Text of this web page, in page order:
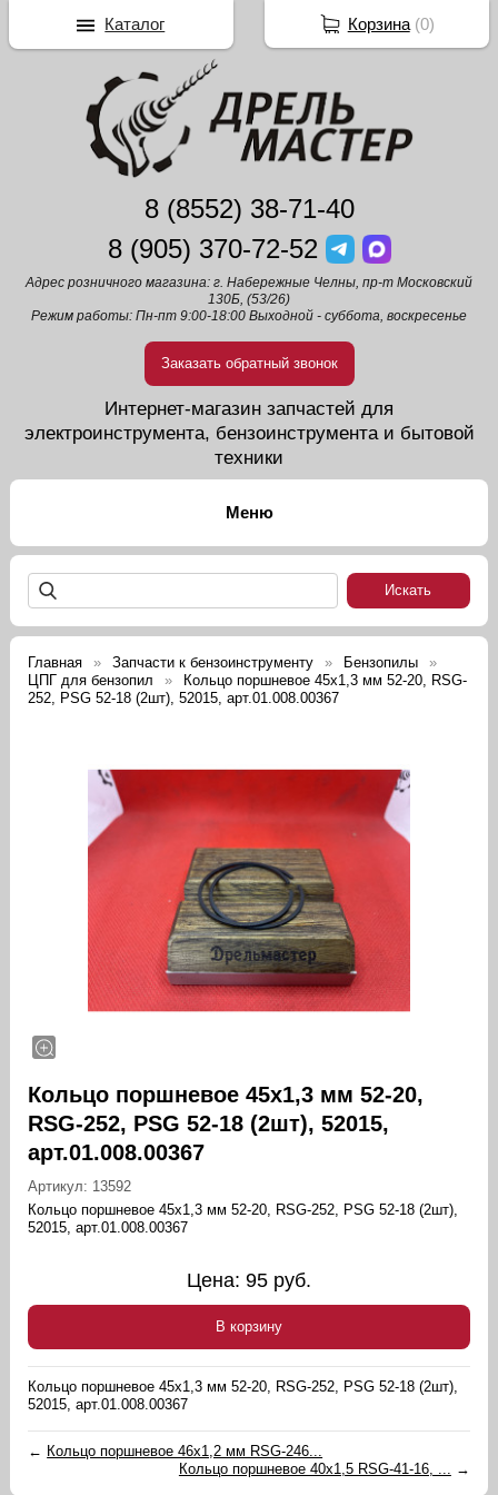
8 (8552) 38-71-40
8 (905) 370-72-52
Адрес розничного магазина: г. Набережные Челны, пр-т Московский
130Б, (53/26)
Режим работы: Пн-пт 9:00-18:00 Выходной - суббота, воскресенье
Заказать обратный звонок
Интернет-магазин запчастей для
электроинструмента, бензоинструмента и бытовой
техники
Главная Запчасти к бензоинструменту
Бензопилы
ЦПГ для бензопил
Кольцо поршневое 45х1,3 мм 52-20, RSG-
252, PSG 52-18 (2шт), 52015, арт.01.008.00367
Кольцо поршневое 45х1,3 мм 52-20,
RSG-252, PSG 52-18 (2шт), 52015,
арт.01.008.00367
Артикул: 13592
Кольцо поршневое 45х1,3 мм 52-20, RSG-252, PSG 52-18 (2шт),
52015, арт.01.008.00367
Цена: 95 руб.
В корзину
Кольцо поршневое 45х1,3 мм 52-20, RSG-252, PSG 52-18 (2шт),
52015, арт.01.008.00367
← Кольцо поршневое 46х1,2 мм RSG-246...
Кольцо поршневое 40х1,5 RSG-41-16, ... →
Корзина(0)
Каталог